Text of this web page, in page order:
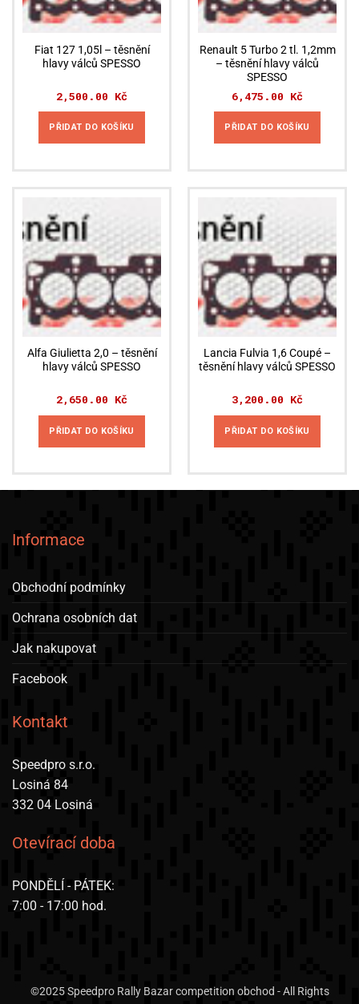
Fiat 127 1,05l – těsnění
hlavy válců SPESSO
2,500.00 Kč
PŘIDAT DO KOŠÍKU
Renault 5 Turbo 2 tl. 1,2mm
– těsnění hlavy válců
SPESSO
6,475.00 Kč
PŘIDAT DO KOŠÍKU
Alfa Giulietta 2,0 – těsnění
hlavy válců SPESSO
2,650.00 Kč
PŘIDAT DO KOŠÍKU
Lancia Fulvia 1,6 Coupé –
těsnění hlavy válců SPESSO
3,200.00 Kč
PŘIDAT DO KOŠÍKU
Informace
Obchodní podmínky
Ochrana osobních dat
Jak nakupovat
Facebook
Kontakt
Speedpro s.r.o.
Losiná 84
332 04 Losiná
Otevírací doba
PONDĚLÍ - PÁTEK:
7:00 - 17:00 hod.
©2025 Speedpro Rally Bazar competition obchod - All Rights